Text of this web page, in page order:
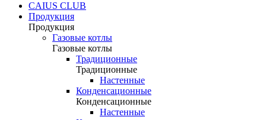
CAIUS CLUB
Продукция
Продукция
Газовые котлы
Газовые котлы
Традиционные
Традиционные
Настенные
Конденсационные
Конденсационные
Настенные